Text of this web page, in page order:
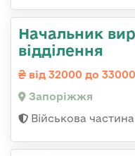
Начальник
відділення
від 32000 до
Запоріжжя
Військова